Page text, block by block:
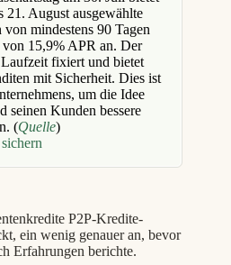
21. August ausgewählte
mindestens 90 Tagen
von 15,9% APR an. Der
fixiert und bietet
mit Sicherheit. Dies ist
um die Idee
seinen Kunden bessere
(Quelle)
P2P-Kredite-
ein wenig genauer an, bevor
Erfahrungen berichte.